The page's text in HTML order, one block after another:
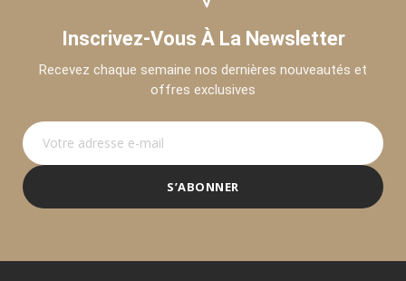
Inscrivez-Vous À La Newsletter
Recevez chaque semaine nos dernières nouveautés et
offres exclusives
S’ABONNER